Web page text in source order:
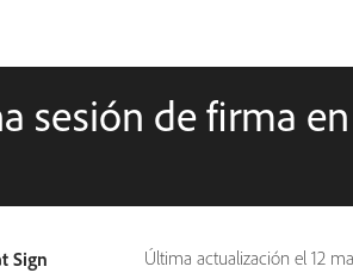
sesión de firma
Última actualización el 12
Sign